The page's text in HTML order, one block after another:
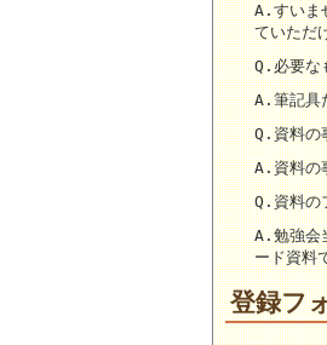
A.すいま
ていただ
Q.必要な
A.筆記具
Q.資料の
A.資料の
Q.資料の
A.勉強会
ード資料
登録フ